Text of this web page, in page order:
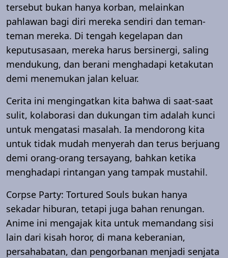
tersebut bukan hanya korban, melainkan
pahlawan bagi diri mereka sendiri dan teman-
teman mereka. Di tengah kegelapan dan
keputusasaan, mereka harus bersinergi, saling
mendukung, dan berani menghadapi ketakutan
demi menemukan jalan keluar.
Cerita ini mengingatkan kita bahwa di saat-saat
sulit, kolaborasi dan dukungan tim adalah kunci
untuk mengatasi masalah. Ia mendorong kita
untuk tidak mudah menyerah dan terus berjuang
demi orang-orang tersayang, bahkan ketika
menghadapi rintangan yang tampak mustahil.
Corpse Party: Tortured Souls bukan hanya
sekadar hiburan, tetapi juga bahan renungan.
Anime ini mengajak kita untuk memandang sisi
lain dari kisah horor, di mana keberanian,
persahabatan, dan pengorbanan menjadi senjata